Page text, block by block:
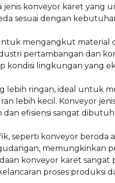
konveyor karet yang
sesuai dengan
mengangkut material
pertambangan dan
kondisi lingkungan yang
lebih ringan, ideal untuk
lebih kecil. Konveyor
efisiensi sangat
seperti konveyor beroda
memungkinkan
konveyor karet
proses produksi